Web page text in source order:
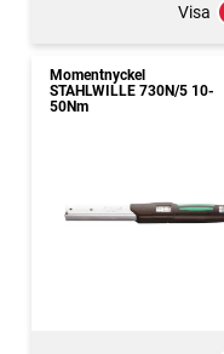
Visa
Momentnyckel
STAHLWILLE 730N/5 10-
50Nm